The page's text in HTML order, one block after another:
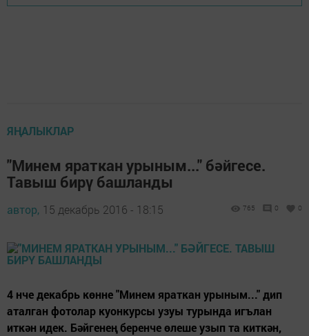
ЯҢАЛЫКЛАР
"Минем яраткан урыным..." бәйгесе.
Тавыш бирү башланды
автор, 15 декабрь 2016 - 18:15 765 0 0
4 нче декабрь көнне "Минем яраткан урыным..." дип
аталган фотолар куонкурсы узуы турында игълан
иткән идек. Бәйгенең беренче өлеше узып та киткән,